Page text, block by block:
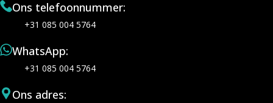
Ons telefoonnummer:
+31 085 004 5764
WhatsApp:
+31 085 004 5764
Ons adres: